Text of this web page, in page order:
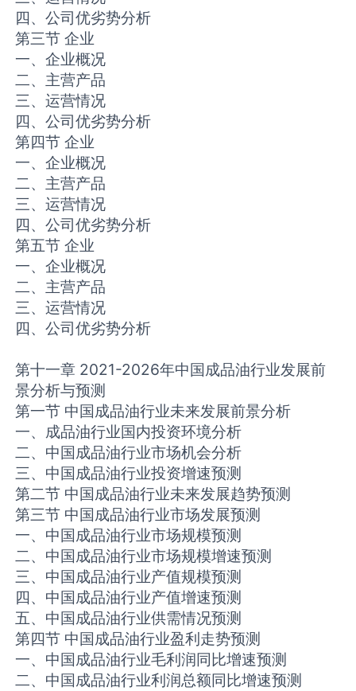
四、公司优劣势分析
第三节 企业
一、企业概况
二、主营产品
三、运营情况
四、公司优劣势分析
第四节 企业
一、企业概况
二、主营产品
三、运营情况
四、公司优劣势分析
第五节 企业
一、企业概况
二、主营产品
三、运营情况
四、公司优劣势分析
第十一章 2021-2026年中国成品油行业发展前
景分析与预测
第一节 中国成品油行业未来发展前景分析
一、成品油行业国内投资环境分析
二、中国成品油行业市场机会分析
三、中国成品油行业投资增速预测
第二节 中国成品油行业未来发展趋势预测
第三节 中国成品油行业市场发展预测
一、中国成品油行业市场规模预测
二、中国成品油行业市场规模增速预测
三、中国成品油行业产值规模预测
四、中国成品油行业产值增速预测
五、中国成品油行业供需情况预测
第四节 中国成品油行业盈利走势预测
一、中国成品油行业毛利润同比增速预测
二、中国成品油行业利润总额同比增速预测